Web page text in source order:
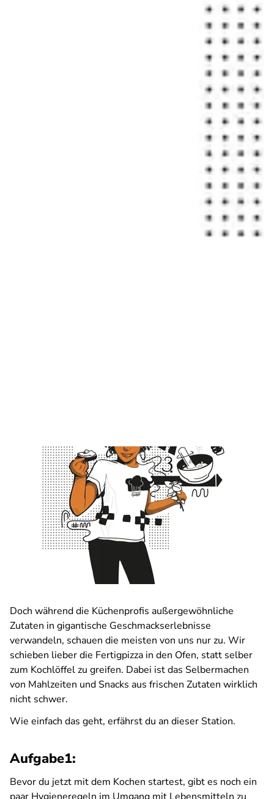
Doch während die Küchenprofis außergewöhnliche
Zutaten in gigantische Geschmackserlebnisse
verwandeln, schauen die meisten von uns nur zu. Wir
schieben lieber die Fertigpizza in den Ofen, statt selber
zum Kochlöffel zu greifen. Dabei ist das Selbermachen
von Mahlzeiten und Snacks aus frischen Zutaten wirklich
nicht schwer.
Wie einfach das geht, erfährst du an dieser Station.
Aufgabe1:
Bevor du jetzt mit dem Kochen startest, gibt es noch ein